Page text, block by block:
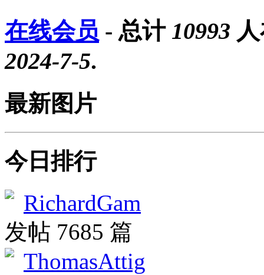
在线会员 - 总计 10993
2024-7-5.
最新图片
今日排行
RichardGam
发帖 7685 篇
ThomasAttig